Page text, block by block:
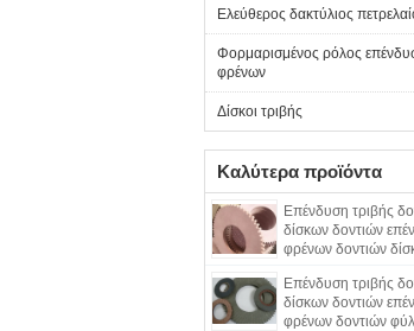
Ελεύθερος δακτύλιος
Φορμαρισμένος ρόλος
φρένων
Δίσκοι τριβής
Καλύτερα προϊόντα
Επένδυση τριβής
δίσκων δοντιών
φρένων δοντιών
Επένδυση τριβής
δίσκων δοντιών
φρένων δοντιών